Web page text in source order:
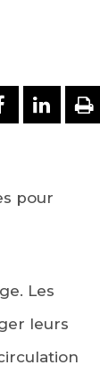
pour
Les
leurs